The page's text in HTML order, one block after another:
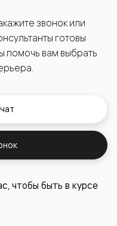
звонок или
готовы
помочь вам выбрать
чтобы быть в курсе